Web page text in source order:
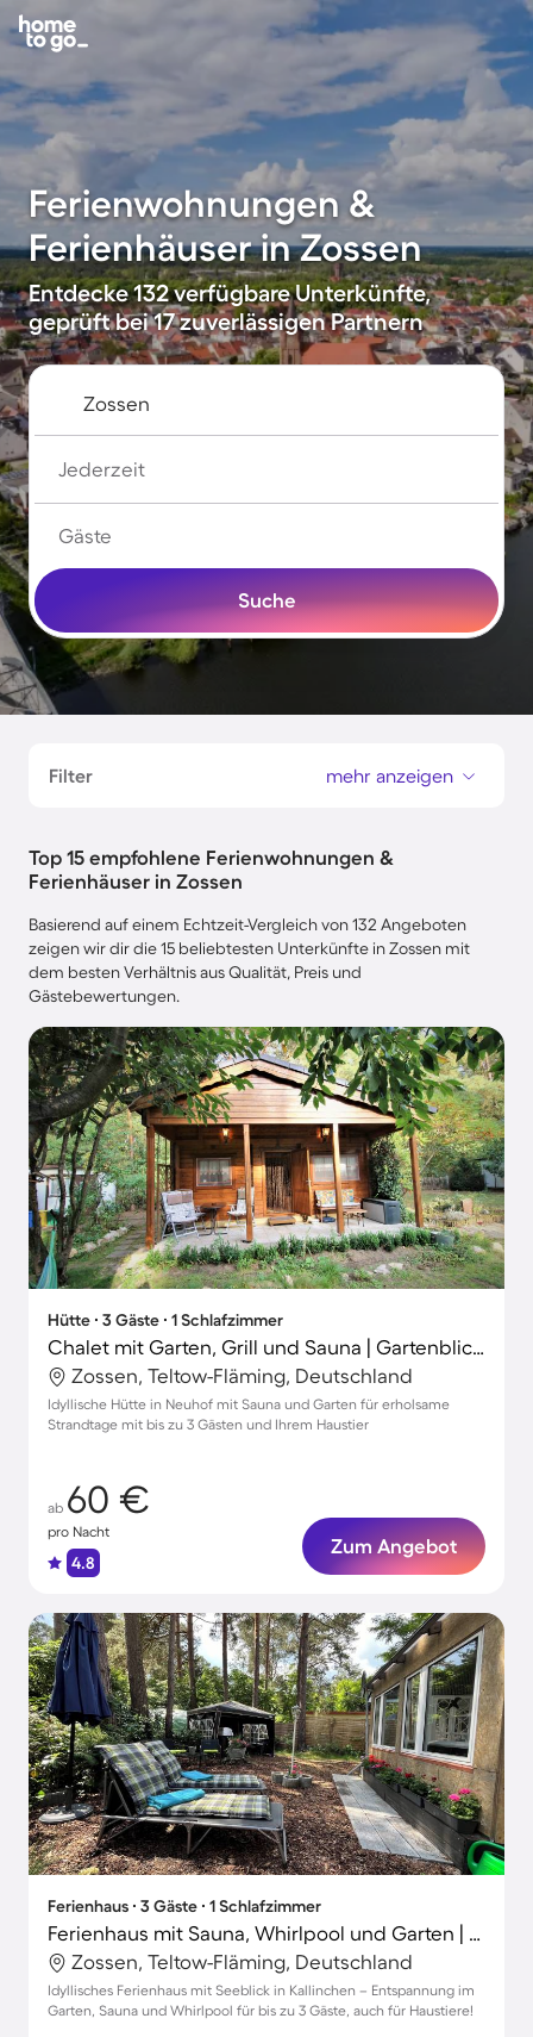
Ferienwohnungen &
Ferienhäuser in Zossen
Entdecke 132 verfügbare Unterkünfte,
geprüft bei 17 zuverlässigen Partnern
Jederzeit
Gäste
Suche
Filter mehr anzeigen
Top 15 empfohlene Ferienwohnungen &
Ferienhäuser in Zossen
Basierend auf einem Echtzeit-Vergleich von 132 Angeboten
zeigen wir dir die 15 beliebtesten Unterkünfte in Zossen mit
dem besten Verhältnis aus Qualität, Preis und
Gästebewertungen.
Hütte ∙ 3 Gäste ∙ 1 Schlafzimmer
Chalet mit Garten, Grill und Sauna | Gartenblick | Neben dem Strand | Haustierfreundlich
Zossen, Teltow-Fläming, Deutschland
Idyllische Hütte in Neuhof mit Sauna und Garten für erholsame
Strandtage mit bis zu 3 Gästen und Ihrem Haustier
ab 60 €
pro Nacht
4.8
Zum Angebot
Ferienhaus ∙ 3 Gäste ∙ 1 Schlafzimmer
Ferienhaus mit Sauna, Whirlpool und Garten | Seeblick
Zossen, Teltow-Fläming, Deutschland
Idyllisches Ferienhaus mit Seeblick in Kallinchen – Entspannung im
Garten, Sauna und Whirlpool für bis zu 3 Gäste, auch für Haustiere!